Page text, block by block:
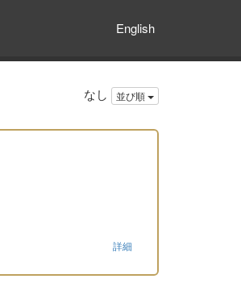
English
なし 並び順
詳細